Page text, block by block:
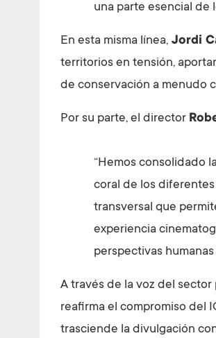
una parte esencial de
En esta misma línea, Jordi
territorios en tensión,
de conservación a menudo
Por su parte, el director
“Hemos consolidado
coral de los
transversal que
experiencia
perspectivas
A través de la voz del sector
reafirma el compromiso del
trasciende la divulgación